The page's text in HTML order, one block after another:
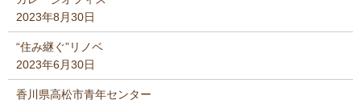
2023年8月30日
“住み継ぐ”リノベ
2023年6月30日
香川県高松市青年センター